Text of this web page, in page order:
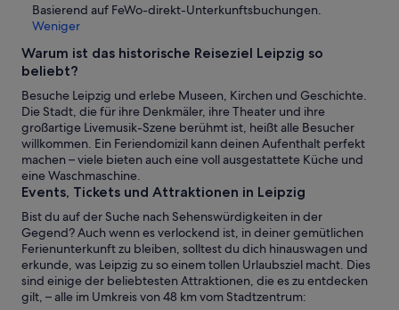
Basierend auf FeWo-direkt-Unterkunftsbuchungen.
Weniger
Warum ist das historische Reiseziel Leipzig so
beliebt?
Besuche Leipzig und erlebe Museen, Kirchen und Geschichte.
Die Stadt, die für ihre Denkmäler, ihre Theater und ihre
großartige Livemusik-Szene berühmt ist, heißt alle Besucher
willkommen. Ein Feriendomizil kann deinen Aufenthalt perfekt
machen – viele bieten auch eine voll ausgestattete Küche und
eine Waschmaschine.
Events, Tickets und Attraktionen in Leipzig
Bist du auf der Suche nach Sehenswürdigkeiten in der
Gegend? Auch wenn es verlockend ist, in deiner gemütlichen
Ferienunterkunft zu bleiben, solltest du dich hinauswagen und
erkunde, was Leipzig zu so einem tollen Urlaubsziel macht. Dies
sind einige der beliebtesten Attraktionen, die es zu entdecken
gilt, – alle im Umkreis von 48 km vom Stadtzentrum: